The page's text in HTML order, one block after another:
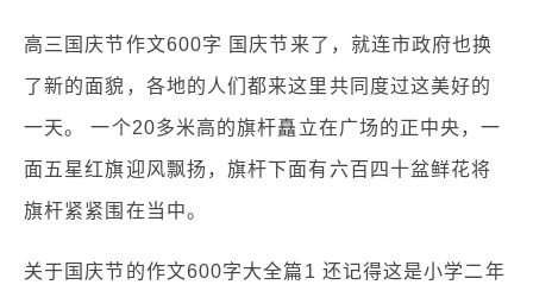
高三国庆节作文600字 国庆节来了，就连市政府也换
了新的面貌，各地的人们都来这里共同度过这美好的
一天。 一个20多米高的旗杆矗立在广场的正中央，一
面五星红旗迎风飘扬，旗杆下面有六百四十盆鲜花将
旗杆紧紧围在当中。
关于国庆节的作文600字大全篇1 还记得这是小学二年